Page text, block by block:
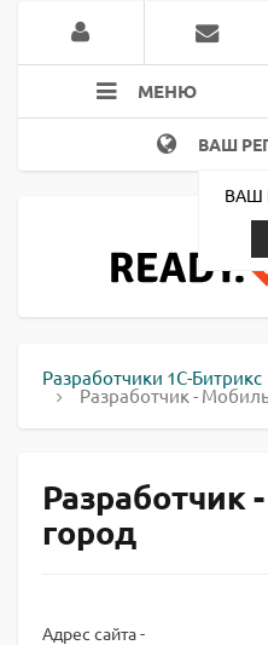
МЕНЮ
ВАШ
ВАШ
Разработчики 1С-Битрикс
Разработчик -
город
Адрес сайта -